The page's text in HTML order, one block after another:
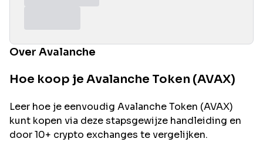
Over Avalanche
Hoe koop je Avalanche Token (AVAX)
Leer hoe je eenvoudig AvalancheToken (AVAX)
kunt kopen via deze stapsgewijze handleiding en
door 10+ crypto exchanges te vergelijken.